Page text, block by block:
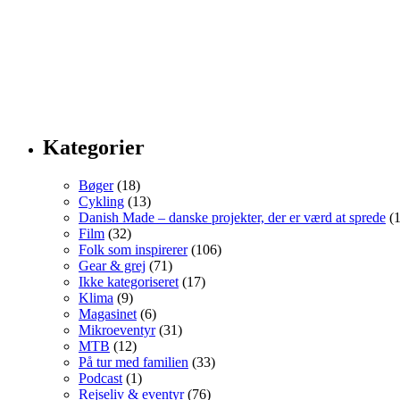
Kategorier
Bøger(18)
Cykling (13)
Danish Made – danske projekter, der er værd at sprede
Film (32)
Folk som inspirerer(106)
Gear & grej (71)
Ikke kategoriseret (17)
Klima (9)
Magasinet (6)
Mikroeventyr(31)
MTB (12)
På tur med familien (33)
Podcast (1)
Rejseliv & eventyr(76)